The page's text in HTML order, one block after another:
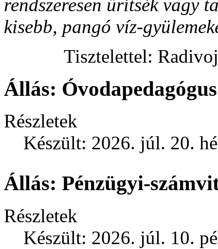
rendszeresen ürítsék vagy
kisebb, pangó víz-
Tisztelettel:
Állás: Óvodapedagógus
Részletek
Készült: 2026. júl. 20.
Állás: Pénzügyi-
Részletek
Készült: 2026. júl. 10.